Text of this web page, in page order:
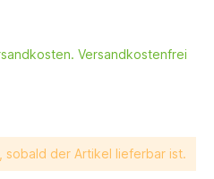
Versandkostenfrei
sobald der Artikel lieferbar ist.